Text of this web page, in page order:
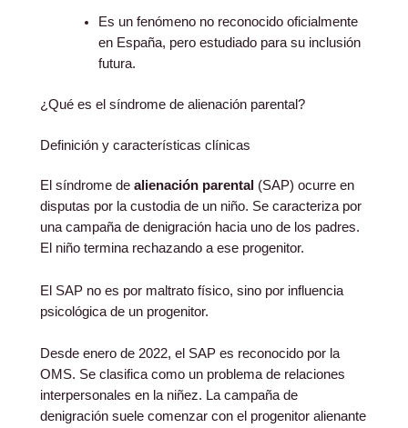
Es un fenómeno no reconocido oficialmente
en España, pero estudiado para su inclusión
futura.
¿Qué es el síndrome de alienación parental?
Definición y características clínicas
El síndrome de alienación parental (SAP) ocurre en
disputas por la custodia de un niño. Se caracteriza por
una campaña de denigración hacia uno de los padres.
El niño termina rechazando a ese progenitor.
El SAP no es por maltrato físico, sino por influencia
psicológica de un progenitor.
Desde enero de 2022, el SAP es reconocido por la
OMS. Se clasifica como un problema de relaciones
interpersonales en la niñez. La campaña de
denigración suele comenzar con el progenitor alienante